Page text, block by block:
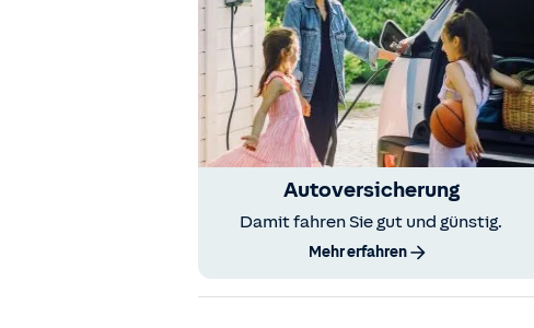
Autoversicherung
Damit fahren Sie gut und günstig.
Mehr erfahren